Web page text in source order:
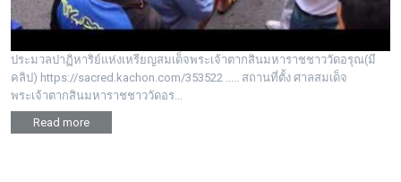
ประมวลปาฏิหาริย์แห่งเหรียญสมเด็จพระเจ้าตากสินมหาราชชาววัดอรุณ(มี
คลิป) https://sacred.kachon.com/353522 ..... สถานที่ตั้ง ศาลสมเด็จ
พระเจ้าตากสินมหาราชชาววัดอร...
Read more